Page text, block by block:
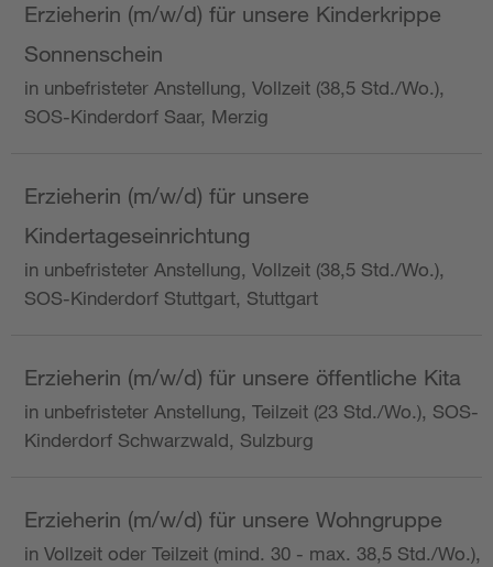
Erzieherin (m/w/d) für unsere Kinderkrippe
Sonnenschein
in unbefristeter Anstellung, Vollzeit (38,5 Std./Wo.),
SOS-Kinderdorf Saar, Merzig
Erzieherin (m/w/d) für unsere
Kindertageseinrichtung
in unbefristeter Anstellung, Vollzeit (38,5 Std./Wo.),
SOS-Kinderdorf Stuttgart, Stuttgart
Erzieherin (m/w/d) für unsere öffentliche Kita
in unbefristeter Anstellung, Teilzeit (23 Std./Wo.), SOS-
Kinderdorf Schwarzwald, Sulzburg
Erzieherin (m/w/d) für unsere Wohngruppe
in Vollzeit oder Teilzeit (mind. 30 - max. 38,5 Std./Wo.),